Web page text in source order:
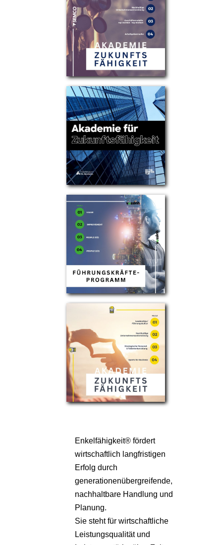
Partner
Über uns
Enkelfähigkeit® fördert
wirtschaftlich langfristigen
Erfolg durch
generationenübergreifende,
nachhaltbare Handlung und
Planung.
Sie steht für wirtschaftliche
Leistungsqualität und